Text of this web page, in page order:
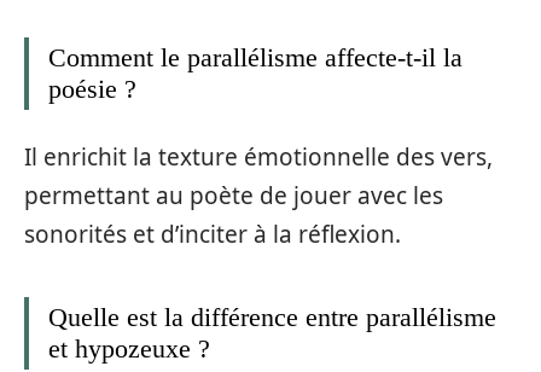
Comment le parallélisme affecte-t-il la
poésie ?
Il enrichit la texture émotionnelle des vers,
permettant au poète de jouer avec les
sonorités et d’inciter à la réflexion.
Quelle est la différence entre parallélisme
et hypozeuxe ?